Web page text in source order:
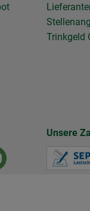
Trinkgeld
https://
zu https://
Link zu https://
Externer Link zu
Unsere